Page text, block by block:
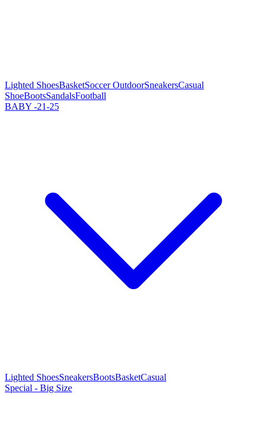
Lighted ShoesBasketSoccer OutdoorSneakersCasual
ShoeBootsSandalsFootball
BABY -21-25
Lighted ShoesSneakersBootsBasketCasual
Special - Big Size